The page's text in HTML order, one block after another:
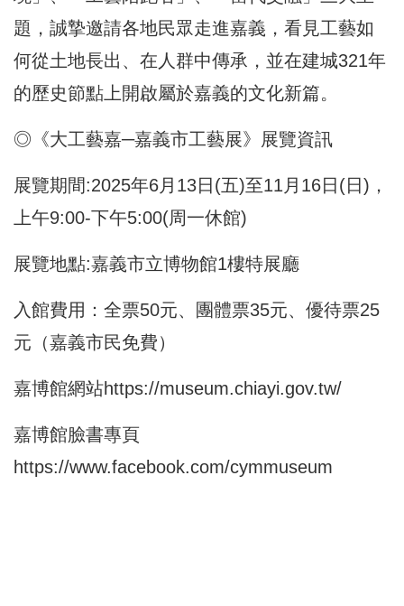
題，誠摯邀請各地民眾走進嘉義，看見工藝如
何從土地長出、在人群中傳承，並在建城321年
的歷史節點上開啟屬於嘉義的文化新篇。
◎《大工藝嘉─嘉義市工藝展》展覽資訊
展覽期間:2025年6月13日(五)至11月16日(日)，
上午9:00-下午5:00(周一休館)
展覽地點:嘉義市立博物館1樓特展廳
入館費用：全票50元、團體票35元、優待票25
元（嘉義市民免費）
嘉博館網站https://museum.chiayi.gov.tw/
嘉博館臉書專頁
https://www.facebook.com/cymmuseum